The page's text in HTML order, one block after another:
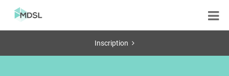
Inscription